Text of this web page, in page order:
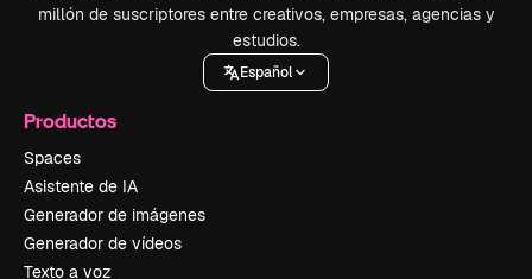
millón de suscriptores entre creativos, empresas, agencias y
estudios.
Español
Productos
Spaces
Asistente de IA
Generador de imágenes
Generador de vídeos
Texto a voz